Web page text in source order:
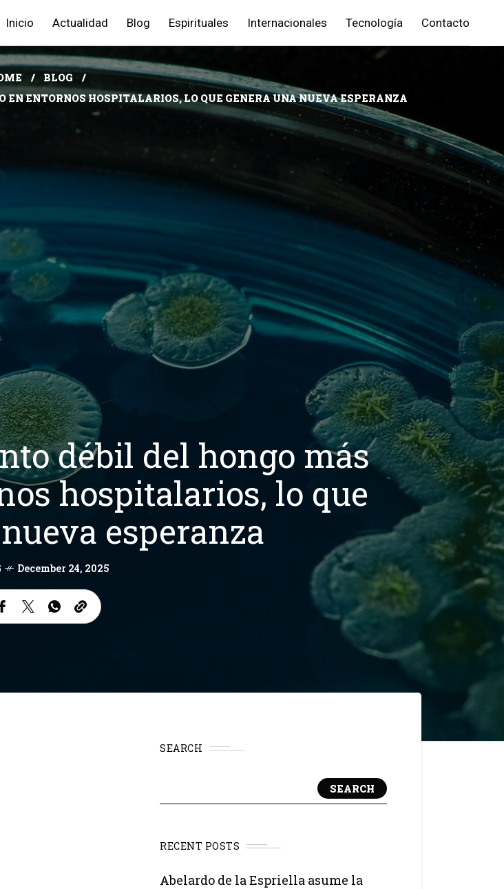
Inicio Actualidad Blog Espirituales Internacionales Tecnología Contacto
BLOG
ENTORNOS HOSPITALARIOS, LO QUE GENERA UNA NUEVA ESPERANZA
débil del hongo más
hospitalarios, lo que
esperanza
December 24, 2025
SEARCH
SEARCH
RECENT POSTS
Abelardo de la Espriella asume la